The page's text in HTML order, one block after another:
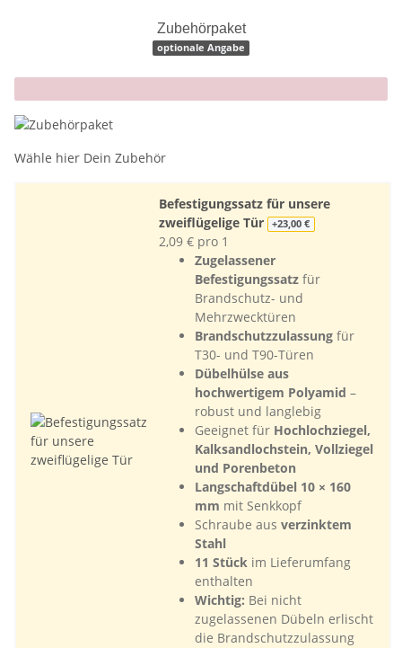
Zubehörpaket
optionale Angabe
x
Wähle hier Dein Zubehör
Befestigungssatz für unsere
zweiflügelige Tür +23,00 €
2,09 € pro 1
Zugelassener
Befestigungssatz für
Brandschutz- und
Mehrzwecktüren
Brandschutzzulassung für
T30- und T90-Türen
Dübelhülse aus
hochwertigem Polyamid –
robust und langlebig
Geeignet für Hochlochziegel,
Kalksandlochstein, Vollziegel
und Porenbeton
Langschaftdübel 10 × 160
mm mit Senkkopf
Schraube ausverzinktem
Stahl
11 Stück im Lieferumfang
enthalten
Wichtig: Bei nicht
zugelassenen Dübeln erlischt
die Brandschutzzulassung